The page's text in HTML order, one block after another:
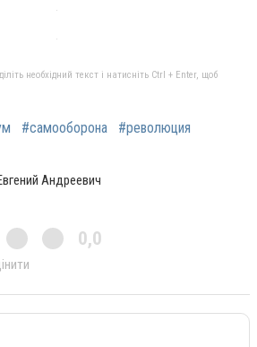
необхідний текст і натисніть Ctrl + Enter, щоб
#самооборона #революция
Андреевич
0,0